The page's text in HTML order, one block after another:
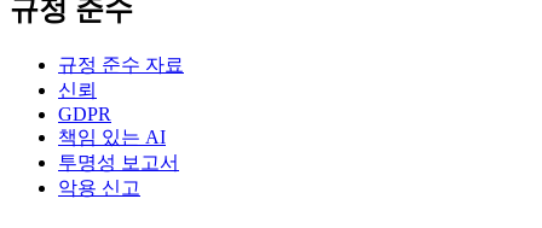
규정 준수
규정 준수 자료
신뢰
GDPR
책임 있는 AI
투명성 보고서
악용 신고